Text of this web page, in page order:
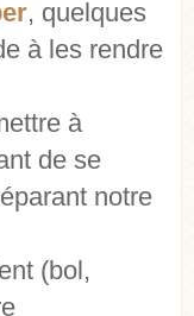
, quelques
à les rendre
à
de se
notre
(bol,